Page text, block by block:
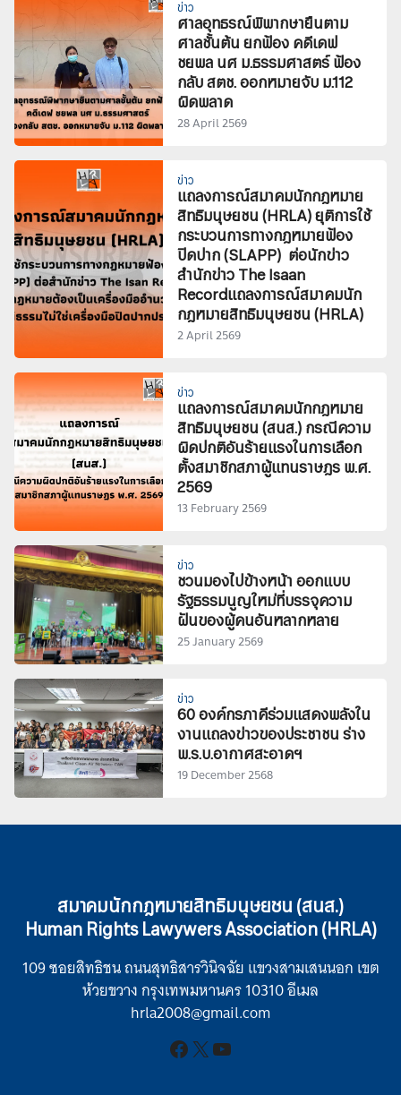
ข่าว
ศาลอุทธรณ์พิพากษายืนตาม
ศาลชั้นต้น ยกฟ้อง คดีเดฟ
ชยพล นศ ม.ธรรมศาสตร์ ฟ้อง
กลับ สตช. ออกหมายจับ ม.112
ผิดพลาด
28 April 2569
ข่าว
แถลงการณ์สมาคมนักกฎหมาย
สิทธิมนุษยชน (HRLA) ยุติการใช้
กระบวนการทางกฎหมายฟ้อง
ปิดปาก (SLAPP) ต่อนักข่าว
สำนักข่าว The Isaan
Recordแถลงการณ์สมาคมนัก
กฎหมายสิทธิมนุษยชน (HRLA)
2 April 2569
ข่าว
แถลงการณ์สมาคมนักกฎหมาย
สิทธิมนุษยชน (สนส.) กรณีความ
ผิดปกติอันร้ายแรงในการเลือก
ตั้งสมาชิกสภาผู้แทนราษฎร พ.ศ.
2569
13 February 2569
ข่าว
ชวนมองไปข้างหน้า ออกแบบ
รัฐธรรมนูญใหม่ที่บรรจุความ
ฝันของผู้คนอันหลากหลาย
25 January 2569
ข่าว
60 องค์กรภาคีร่วมแสดงพลังใน
งานแถลงข่าวของประชาชน ร่าง
พ.ร.บ.อากาศสะอาดฯ
19 December 2568
สมาคมนักกฎหมายสิทธิมนุษยชน (สนส.)
Human Rights Lawywers Association (HRLA)
109 ซอยสิทธิชน ถนนสุทธิสารวินิจฉัย แขวงสามเสนนอก เขต
ห้วยขวาง กรุงเทพมหานคร 10310 อีเมล
hrla2008@gmail.com
Facebook
X YouTube